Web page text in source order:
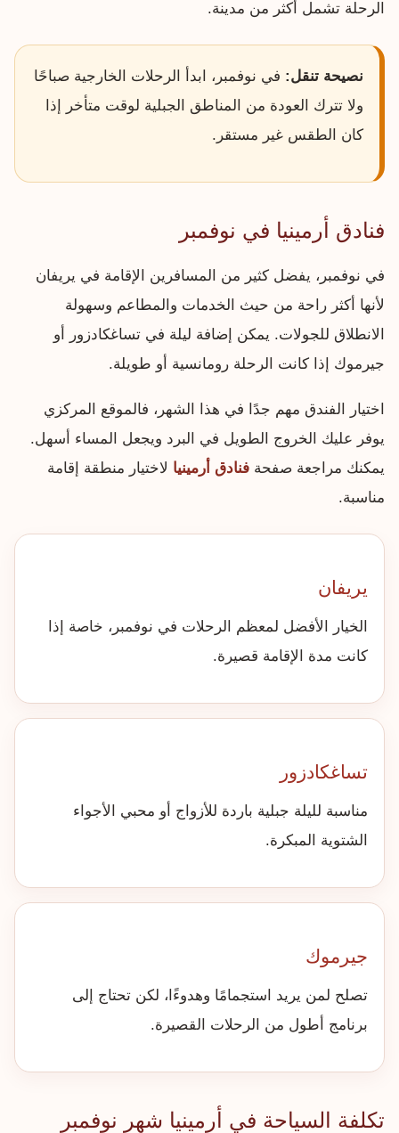
الرحلة تشمل أكثر من مدينة.
نصيحة تنقل: في نوفمبر، ابدأ الرحلات الخارجية صباحًا
ولا تترك العودة من المناطق الجبلية لوقت متأخر إذا
كان الطقس غير مستقر.
فنادق أرمينيا في نوفمبر
في نوفمبر، يفضل كثير من المسافرين الإقامة في يريفان
لأنها أكثر راحة من حيث الخدمات والمطاعم وسهولة
الانطلاق للجولات. يمكن إضافة ليلة في تساغكادزور أو
جيرموك إذا كانت الرحلة رومانسية أو طويلة.
اختيار الفندق مهم جدًا في هذا الشهر، فالموقع المركزي
يوفر عليك الخروج الطويل في البرد ويجعل المساء أسهل.
يمكنك مراجعة صفحة فنادق أرمينيا لاختيار منطقة إقامة
مناسبة.
يريفان
الخيار الأفضل لمعظم الرحلات في نوفمبر، خاصة إذا
كانت مدة الإقامة قصيرة.
تساغكادزور
مناسبة لليلة جبلية باردة للأزواج أو محبي الأجواء
الشتوية المبكرة.
جيرموك
تصلح لمن يريد استجمامًا وهدوءًا، لكن تحتاج إلى
برنامج أطول من الرحلات القصيرة.
تكلفة السياحة في أرمينيا شهر نوفمبر